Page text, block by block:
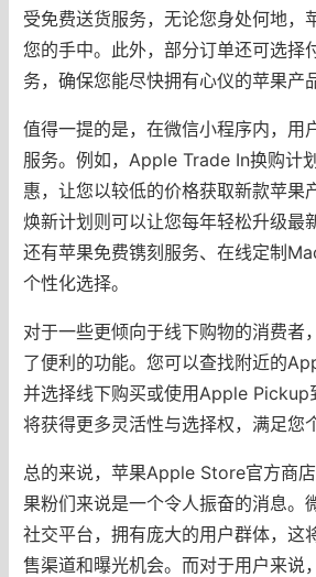
受免费送货服务，无论您身处何地，
您的手中。此外，部分订单还可选择
务，确保您能尽快拥有心仪的苹果产品
值得一提的是，在微信小程序内，用
服务。例如，Apple Trade In换购计
惠，让您以较低的价格获取新款苹果
焕新计划则可以让您每年轻松升级最
还有苹果免费镌刻服务、在线定制
个性化选择。
对于一些更倾向于线下购物的消费者
了便利的功能。您可以查找附近的
并选择线下购买或使用Apple Pickup
将获得更多灵活性与选择权，满足您
总的来说，苹果Apple Store官方商
果粉们来说是一个令人振奋的消息。
社交平台，拥有庞大的用户群体，这
售渠道和曝光机会。而对于用户来说